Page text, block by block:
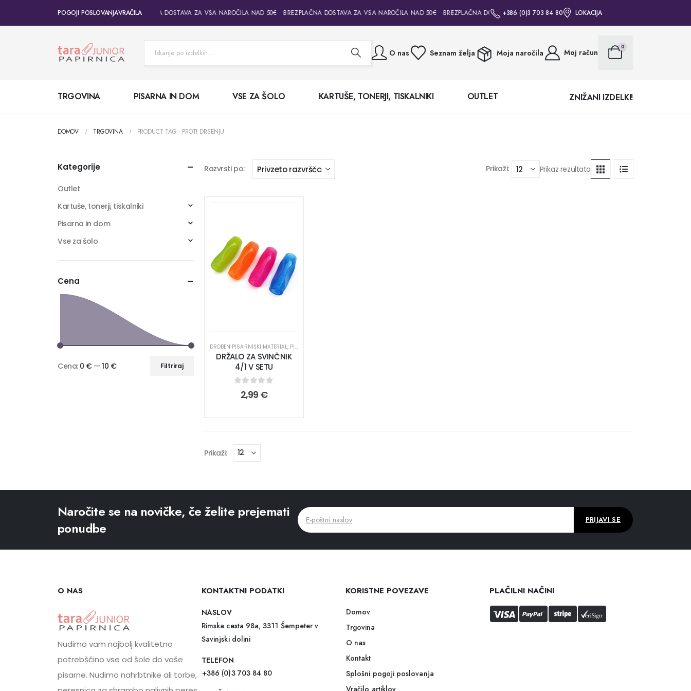
POGOJI POSLOVANJAVRAČILA
BREZPLAČNA DOSTAVA ZA VSA NAROČILA NAD 50€ • BREZPLAČNA DOSTAVA ZA VSA NAROČILA NAD 50€ • BREZPLAČNA DOSTAVA ZA VSA NAROČILA NAD 50€ • BREZPLAČNA DOSTAVA
+386 (0)3 703 84 80 LOKACIJA
O nas Seznam želja Moja naročila Moj račun
0
TRGOVINA PISARNA IN DOM VSE ZA ŠOLO KARTUŠE, TONERJI, TISKALNIKI OUTLET ZNIŽANI IZDELKI!
DOMOV TRGOVINA PRODUCT TAG - PROTI DRSENJU
Razvrsti po: Prikaži: Prikaz rezultata
DROBEN PISARNIŠKI MATERIAL, PISALA
DRŽALO ZA SVINČNIK
4/1 V SETU
out of 5
2,99 €
Prikaži:
Kategorije
Outlet
Kartuše, tonerji, tiskalniki
Pisarna in dom
Vse za šolo
Cena
Filtriraj
Cena: 0 €—10 €
Naročite se na novičke, če želite prejemati
ponudbe
O NAS
Nudimo vam najbolj kvalitetno
potrebščino vse od šole do vaše
pisarne. Nudimo nahrbtnike ali torbe,
KONTAKTNI PODATKI
NASLOV
Rimska cesta 98a, 3311 Šempeter v
Savinjski dolini
TELEFON
+386 (0)3 703 84 80
KORISTNE POVEZAVE
Domov
Trgovina
O nas
Kontakt
Splošni pogoji poslovanja
PLAČILNI NAČINI